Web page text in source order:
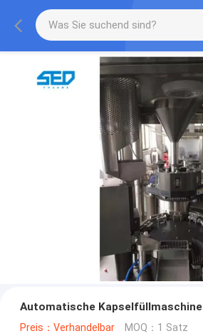
Automatische Kapselfüllmaschine
Preis：Verhandelbar MOQ：1 Satz